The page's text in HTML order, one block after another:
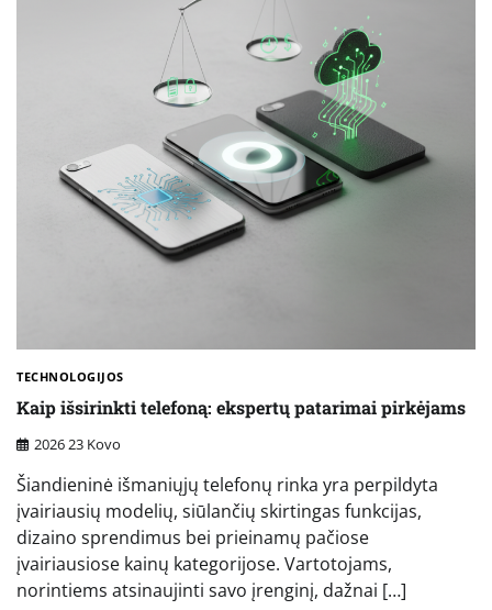
TECHNOLOGIJOS
Kaip išsirinkti telefoną: ekspertų patarimai pirkėjams
2026 23 Kovo
Šiandieninė išmaniųjų telefonų rinka yra perpildyta
įvairiausių modelių, siūlančių skirtingas funkcijas,
dizaino sprendimus bei prieinamų pačiose
įvairiausiose kainų kategorijose. Vartotojams,
norintiems atsinaujinti savo įrenginį, dažnai […]